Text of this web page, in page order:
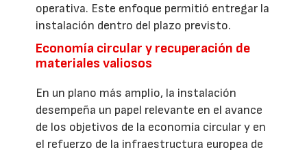
operativa. Este enfoque permitió entregar la
instalación dentro del plazo previsto.
Economía circular y recuperación de
materiales valiosos
En un plano más amplio, la instalación
desempeña un papel relevante en el avance
de los objetivos de la economía circular y en
el refuerzo de la infraestructura europea de